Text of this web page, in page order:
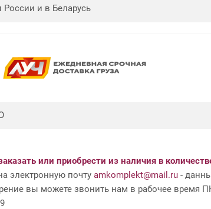
России и в Беларусь
или приобрести из наличия в
электронную почту amkomplekt@mail.ru -
вы можете звонить нам в рабочее время